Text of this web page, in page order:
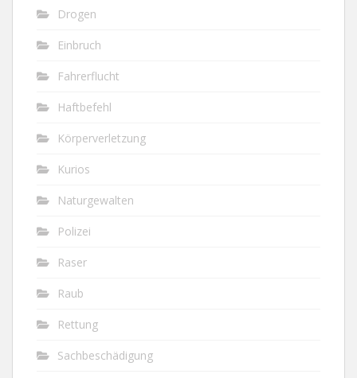
Drogen
Einbruch
Fahrerflucht
Haftbefehl
Körperverletzung
Kurios
Naturgewalten
Polizei
Raser
Raub
Rettung
Sachbeschädigung